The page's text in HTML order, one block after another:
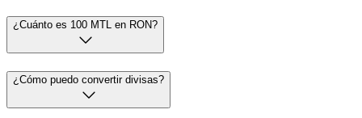
¿Cuánto es 100 MTL en RON?
¿Cómo puedo convertir divisas?